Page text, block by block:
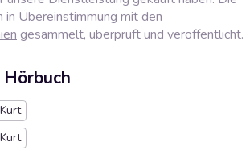
in Übereinstimmung mit den
gesammelt, überprüft und veröffentlicht.